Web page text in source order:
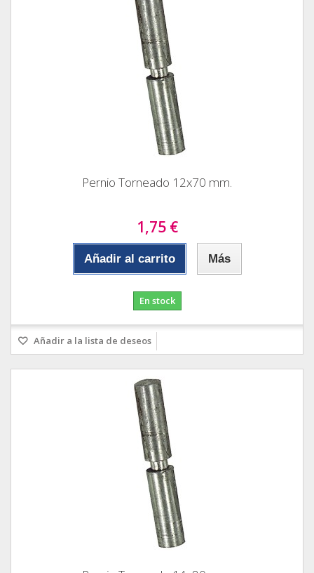
Pernio Torneado 12x70 mm.
1,75 €
Añadir al carrito Más
En stock
Añadir a la lista de deseos